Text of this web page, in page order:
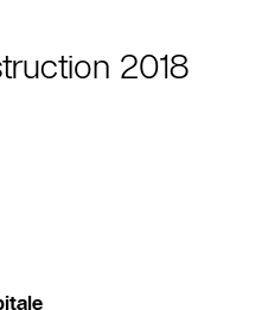
2018